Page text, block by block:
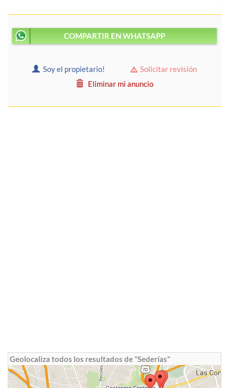
COMPARTIR EN WHATSAPP
Soy el propietario!
Solicitar revisión
Eliminar mi anuncio
Geolocaliza todos los resultados de "Sederías"